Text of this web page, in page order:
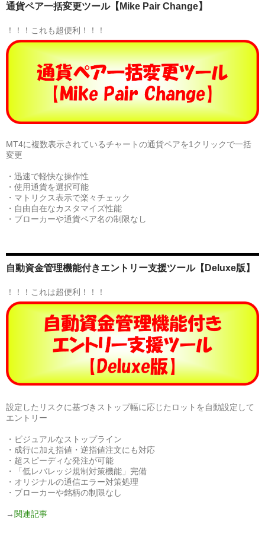
通貨ペア一括変更ツール【Mike Pair Change】
！！！これも超便利！！！
MT4に複数表示されているチャートの通貨ペアを1クリックで一括
変更
・迅速で軽快な操作性
・使用通貨を選択可能
・マトリクス表示で楽々チェック
・自由自在なカスタマイズ性能
・ブローカーや通貨ペア名の制限なし
自動資金管理機能付きエントリー支援ツール【Deluxe版】
！！！これは超便利！！！
設定したリスクに基づきストップ幅に応じたロットを自動設定して
エントリー
・ビジュアルなストップライン
・成行に加え指値・逆指値注文にも対応
・超スピーディな発注が可能
・「低レバレッジ規制対策機能」完備
・オリジナルの通信エラー対策処理
・ブローカーや銘柄の制限なし
→ 関連記事